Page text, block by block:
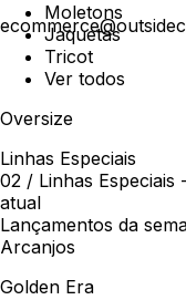
Moletons
Jaquetas
Tricot
Ver todos
Oversize
Linhas Especiais
02 / Linhas Especiais
atual
Lançamentos da
Arcanjos
Golden Era